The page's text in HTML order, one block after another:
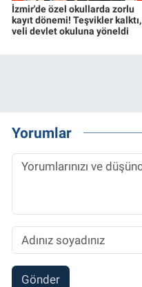
İzmir'de özel okullarda zorlu
kayıt dönemi! Teşvikler kalktı,
veli devlet okuluna yöneldi
Yorumlar
Gönder